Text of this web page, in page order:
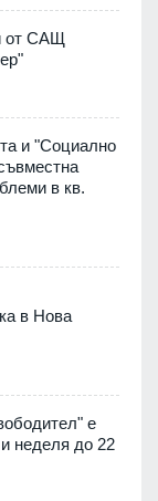
от САЩ
и "Социално
в кв.
в Нова
е
неделя до 22